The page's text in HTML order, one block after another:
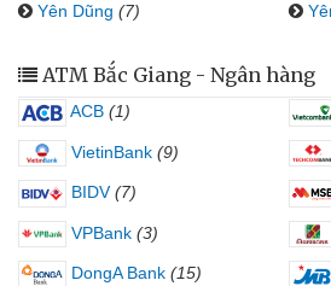
Yên Dũng (7)
ATM Bắc Giang - Ngân hàng
ACB (1)
VietinBank (9)
BIDV (7)
VPBank (3)
DongA Bank (15)